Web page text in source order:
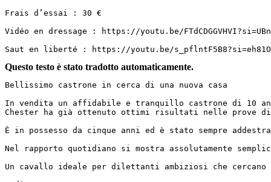
Frais d’essai : 30 €
Vidéo en dressage : https://youtu.be/
Saut en liberté : https://youtu.be/
Questo testo è stato tradotto automaticamente.
Bellissimo castrone in cerca di una nuova casa
In vendita un affidabile e tranquillo castrone di 10
Chester ha già ottenuto ottimi risultati nelle prove
È in possesso da cinque anni ed è stato sempre
Nel rapporto quotidiano si mostra assolutamente
Un cavallo ideale per dilettanti ambiziosi che